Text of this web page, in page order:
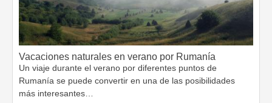
Vacaciones naturales en verano por Rumanía
Un viaje durante el verano por diferentes puntos de
Rumanía se puede convertir en una de las posibilidades
más interesantes…